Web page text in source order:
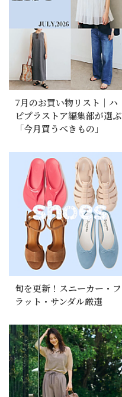
7月のお買い物リスト｜ハ
ピプラストア編集部が選ぶ
「今月買うべきもの」
旬を更新！スニーカー・フ
ラット・サンダル厳選